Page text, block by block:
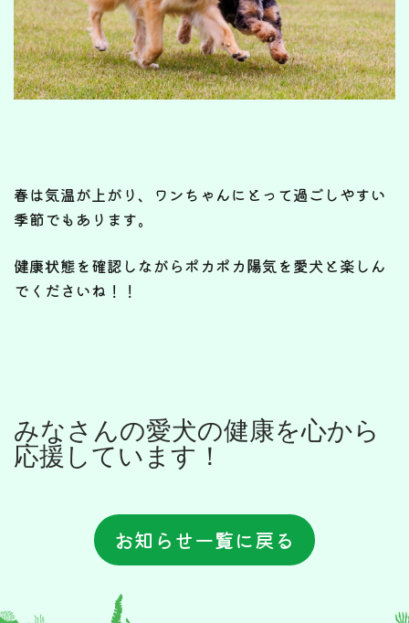
春は気温が上がり、ワンちゃんにとって過ごしやすい
季節でもあります。
健康状態を確認しながらポカポカ陽気を愛犬と楽しん
でくださいね！！
みなさんの愛犬の健康を心から
応援しています！
お知らせ一覧に戻る